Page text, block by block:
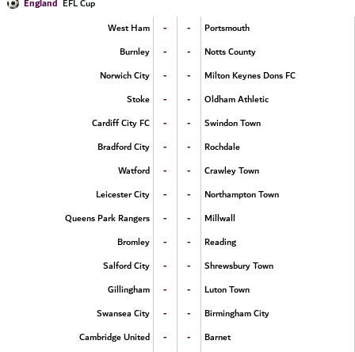
England EFL Cup
West Ham
- -
Portsmouth
Burnley
- -
Notts County
Norwich City
- -
Milton Keynes Dons FC
Stoke
- -
Oldham Athletic
Cardiff City FC
- -
Swindon Town
Bradford City
- -
Rochdale
Watford
- -
Crawley Town
Leicester City
- -
Northampton Town
Queens Park Rangers
- -
Millwall
Bromley
- -
Reading
Salford City
- -
Shrewsbury Town
Gillingham
- -
Luton Town
Swansea City
- -
Birmingham City
Cambridge United
- -
Barnet